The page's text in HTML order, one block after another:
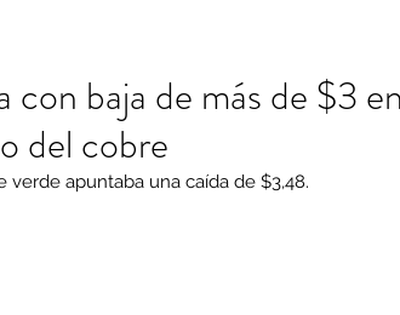
con baja de más de $3
del cobre
verde apuntaba una caída de $3,48.